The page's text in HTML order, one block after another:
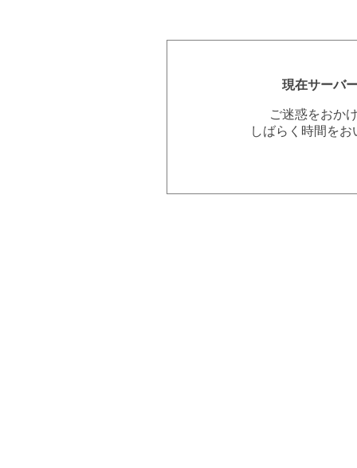
現在サーバ
ご迷惑をおか
しばらく時間を